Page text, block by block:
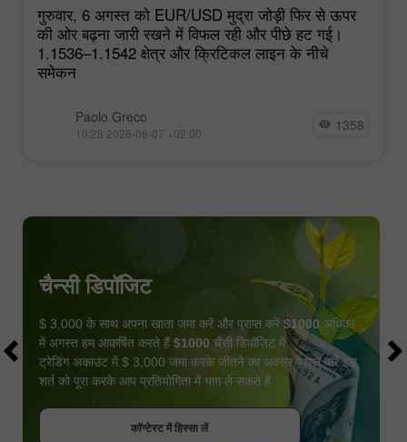
गुरुवार, 6 अगस्त को EUR/USD मुद्रा जोड़ी फिर से ऊपर
की ओर बढ़ना जारी रखने में विफल रही और पीछे हट गई।
1.1536–1.1542 क्षेत्र और क्रिटिकल लाइन के नीचे
समेकन
Paolo Greco
10:28 2026-08-07 +02:00 1358
कॉन्टेस्ट में हिस्सा लें
चैन्सी डिपॉजिट
$ 3,000 के साथ अपना खाता जमा करें और प्राप्त करें $1000 अधिक!
में अगस्त हम आकर्षित करते हैं $1000 चैंसी डिपॉज़िट में
ट्रेडिंग अकाउंट में $ 3,000 जमा करके जीतने का अवसर प्राप्त करें इस
शर्त को पूरा करके आप प्रतियोगिता में भाग ले सकते हैं
कॉन्टेस्ट में हिस्सा लें
कॉन्टेस्ट में हिस्सा लें